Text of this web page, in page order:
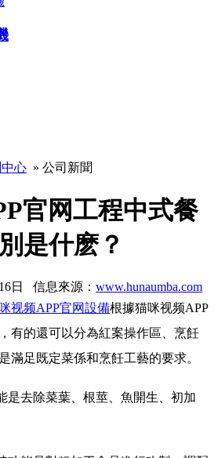
心 » 公司新聞
官网工程中式餐
是什麽？
日 信息來源： www.hunaumba.com
视频APP官网設備根據猫咪视频APP
有的還可以分為紅案操作區、烹飪
滿足既定菜係和烹飪工藝的要求。
去除菜葉、根莖、魚開生、初加